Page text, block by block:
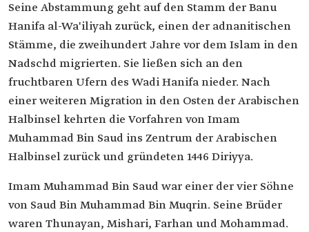
Seine Abstammung geht auf den Stamm der Banu
Hanifa al-Wa'iliyah zurück, einen der adnanitischen
Stämme, die zweihundert Jahre vor dem Islam in den
Nadschd migrierten. Sie ließen sich an den
fruchtbaren Ufern des Wadi Hanifa nieder. Nach
einer weiteren Migration in den Osten der Arabischen
Halbinsel kehrten die Vorfahren von Imam
Muhammad Bin Saud ins Zentrum der Arabischen
Halbinsel zurück und gründeten 1446 Diriyya.
Imam Muhammad Bin Saud war einer der vier Söhne
von Saud Bin Muhammad Bin Muqrin. Seine Brüder
waren Thunayan, Mishari, Farhan und Mohammad.